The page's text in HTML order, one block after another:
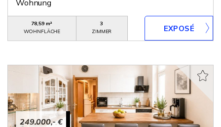
Wohnung
78,59 m²
WOHNFLÄCHE
3
ZIMMER
249.000,- €